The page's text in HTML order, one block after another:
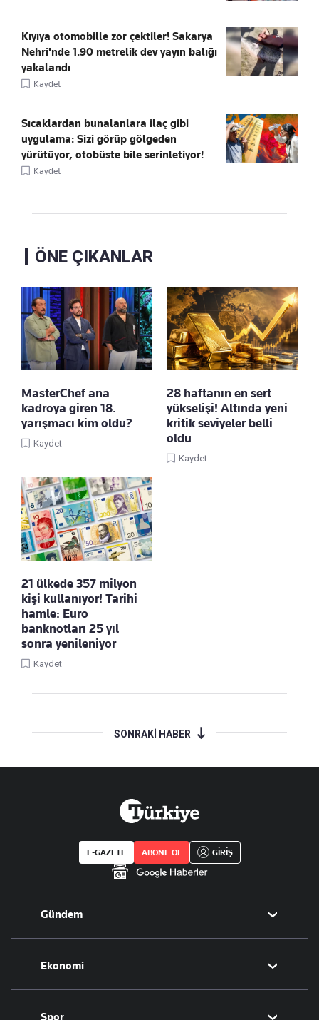
Kıyıya otomobille zor çektiler! Sakarya
Nehri'nde 1.90 metrelik dev yayın balığı
yakalandı
Kaydet
Sıcaklardan bunalanlara ilaç gibi
uygulama: Sizi görüp gölgeden
yürütüyor, otobüste bile serinletiyor!
Kaydet
ÖNE ÇIKANLAR
MasterChef ana
kadroya giren 18.
yarışmacı kim oldu?
Kaydet
28 haftanın en sert
yükselişi! Altında yeni
kritik seviyeler belli
oldu
Kaydet
21 ülkede 357 milyon
kişi kullanıyor! Tarihi
hamle: Euro
banknotları 25 yıl
sonra yenileniyor
Kaydet
SONRAKİ HABER
E-GAZETE ABONE OL GİRİŞ
Gündem
Eğitim
Ekonomi